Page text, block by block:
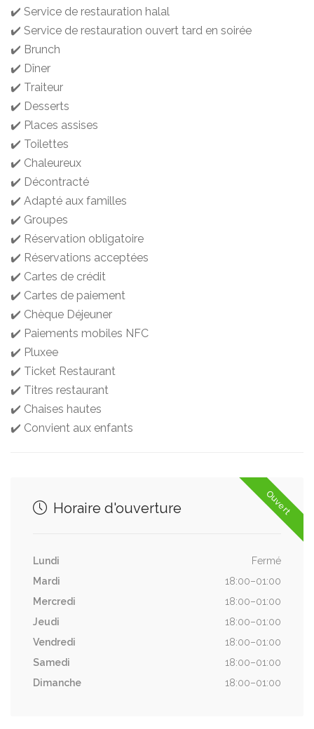
✔️ Service de restauration halal
✔️ Service de restauration ouvert tard en soirée
✔️ Brunch
✔️ Dîner
✔️ Traiteur
✔️ Desserts
✔️ Places assises
✔️ Toilettes
✔️ Chaleureux
✔️ Décontracté
✔️ Adapté aux familles
✔️ Groupes
✔️ Réservation obligatoire
✔️ Réservations acceptées
✔️ Cartes de crédit
✔️ Cartes de paiement
✔️ Chèque Déjeuner
✔️ Paiements mobiles NFC
✔️ Pluxee
✔️ Ticket Restaurant
✔️ Titres restaurant
✔️ Chaises hautes
✔️ Convient aux enfants
Ouvert
Horaire d'ouverture
Lundi
Fermé
Mardi
18:00–01:00
Mercredi
18:00–01:00
Jeudi
18:00–01:00
Vendredi
18:00–01:00
Samedi
18:00–01:00
Dimanche
18:00–01:00